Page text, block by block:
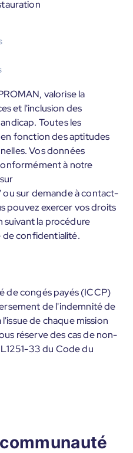
valorise la
et l'inclusion des
Toutes les
fonction des aptitudes
Vos données
à notre
sur demande à contact-
pouvez exercer vos droits
la procédure
confidentialité.
de congés payés (ICCP)
de l'indemnité de
de chaque mission
réserve des cas de non-
33 du Code du